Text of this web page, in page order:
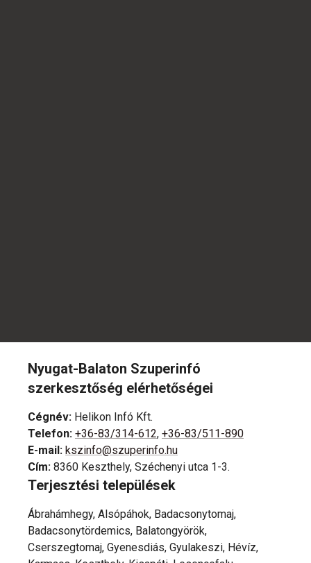
Nyugat-Balaton Szuperinfó
szerkesztőség elérhetőségei
Cégnév: Helikon Infó Kft.
Telefon: +36-83/314-612, +36-83/511-890
E-mail: kszinfo@szuperinfo.hu
Cím: 8360 Keszthely, Széchenyi utca 1-3.
Terjesztési települések
Ábrahámhegy, Alsópáhok, Badacsonytomaj,
Badacsonytördemics, Balatongyörök,
Cserszegtomaj, Gyenesdiás, Gyulakeszi, Hévíz,